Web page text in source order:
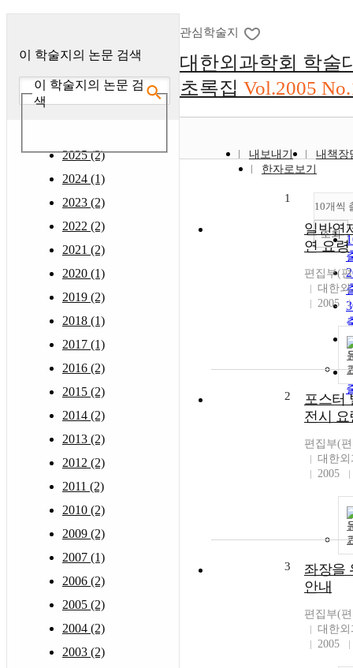
이 학술지의 논문 검색
이 학술지의 논문 검
색
2025 (2)
2024 (1)
2023 (2)
2022 (2)
2021 (2)
2020 (1)
2019 (2)
2018 (1)
2017 (1)
2016 (2)
2015 (2)
2014 (2)
2013 (2)
2012 (2)
2011 (2)
2010 (2)
2009 (2)
2007 (1)
2006 (2)
2005 (2)
2004 (2)
2003 (2)
관심학술지
대한외과학회 학술
초록집 Vol.2005
내보내기
내책장
한자로보기
10개씩
조회
1
일반연
연 요령
편집부(
대한
2005
2
포스터
전시 요
편집부(
대한
2005
3
좌장을
안내
편집부(
대한
2005